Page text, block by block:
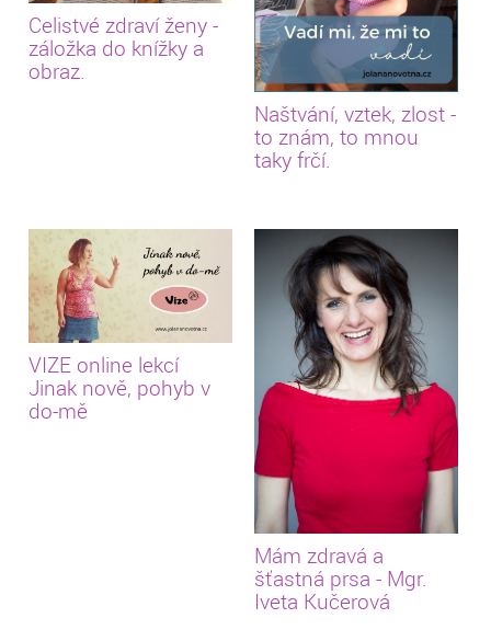
Celistvé zdraví ženy -
záložka do knížky a
obraz.
Naštvání, vztek, zlost -
to znám, to mnou
taky frčí.
VIZE online lekcí
Jinak nově, pohyb v
do-mě
Mám zdravá a
šťastná prsa - Mgr.
Iveta Kučerová